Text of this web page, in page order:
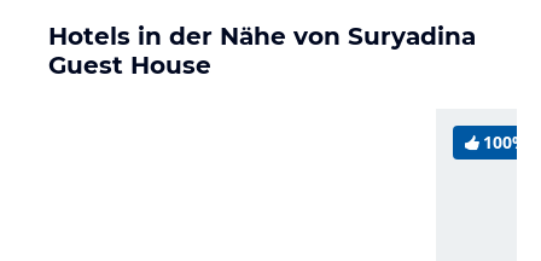
Hotels in der Nähe von Suryadina
Guest House
100%